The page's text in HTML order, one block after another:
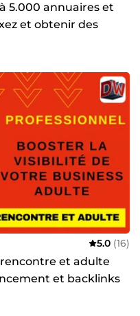
5.000 annuaires et
et obtenir des
5.0 (16)
et adulte
et backlinks